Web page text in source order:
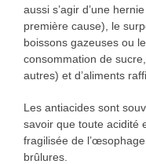
aussi s’agir d’une
première cause), le
boissons gazeuses ou
consommation de
autres) et d’aliments
Les antiacides sont
savoir que toute acidité
fragilisée de
brûlures.